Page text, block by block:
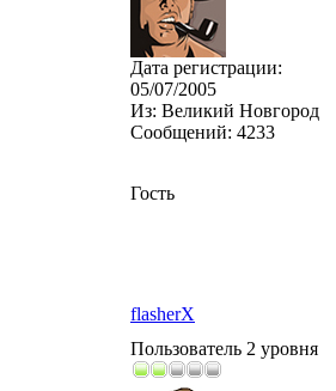
Дата регистрации:
05/07/2005
Из: Великий Новгород
Сообщений: 4233
Гость
flasherX
Пользователь 2 уровня